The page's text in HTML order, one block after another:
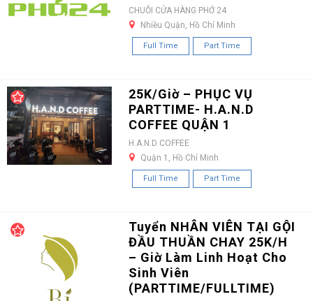
CHUỖI CỬA HÀNG PHỞ 24
Nhiều Quận, Hồ Chí Minh
Full Time Part Time
25K/Giờ – PHỤC VỤ
PARTTIME- H.A.N.D
COFFEE QUẬN 1
H.A.N.D COFFEE
Quận 1, Hồ Chí Minh
Full Time Part Time
Tuyển NHÂN VIÊN TẠI GỘI
ĐẦU THUẦN CHAY 25K/H
– Giờ Làm Linh Hoạt Cho
Sinh Viên
(PARTTIME/FULLTIME)